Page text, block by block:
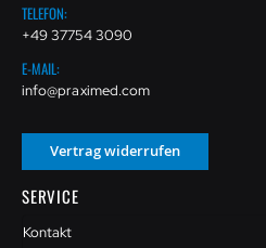
TELEFON:
+49 37754 3090
E-MAIL:
info@praximed.com
Vertrag widerrufen
SERVICE
Kontakt